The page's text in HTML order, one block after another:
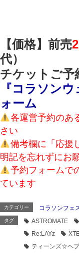
【価格】前売
代）
チケットご予
『コラソン
ォーム
各運営予約のあ
さい
備考欄に「応援
明記を忘れずにお
予約フォームで
ています
カテゴリー コラソンフェ
タグ ASTROMATE
Re:LAYz
ティーンズ☆ヘ